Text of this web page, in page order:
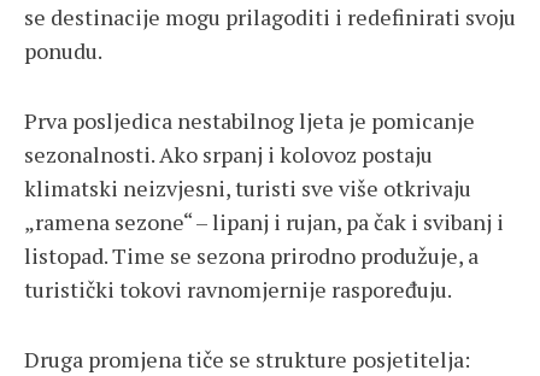
se destinacije mogu prilagoditi i redefinirati svoju
ponudu.
Prva posljedica nestabilnog ljeta je pomicanje
sezonalnosti. Ako srpanj i kolovoz postaju
klimatski neizvjesni, turisti sve više otkrivaju
„ramena sezone“ – lipanj i rujan, pa čak i svibanj i
listopad. Time se sezona prirodno produžuje, a
turistički tokovi ravnomjernije raspoređuju.
Druga promjena tiče se strukture posjetitelja: